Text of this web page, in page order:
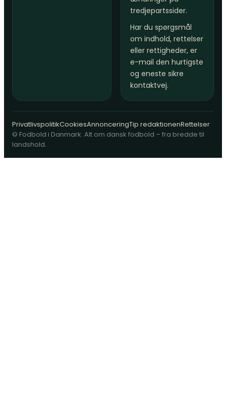
tredjepartssider.
Har du spørgsmål
om indhold, rettelser
eller rettigheder, er
e-mail den hurtigste
og eneste sikre
kontaktvej.
PrivatlivspolitikCookiesAnnonceringTip redaktionenRettelser
© Fodbold i Danmark. Alt om dansk fodbold – fra bredde til
landshold.